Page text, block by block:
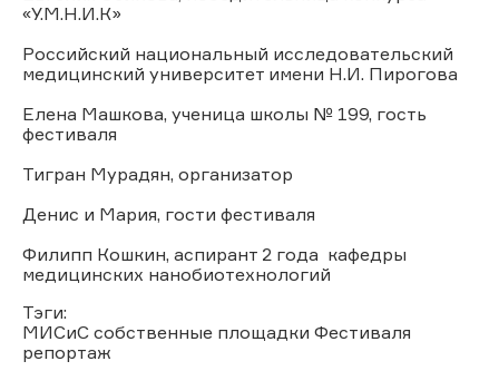
«У.М.Н.И.К»
Российский национальный исследовательский
медицинский университет имени Н.И. Пирогова
Елена Машкова, ученица школы № 199, гость
фестиваля
Тигран Мурадян, организатор
Денис и Мария, гости фестиваля
Филипп Кошкин, аспирант 2 года кафедры
медицинских нанобиотехнологий
Тэги:
МИСиС собственные площадки Фестиваля
репортаж